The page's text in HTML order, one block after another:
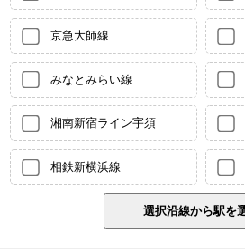
京急大師線
みなとみらい線
湘南新宿ライン宇須
相鉄新横浜線